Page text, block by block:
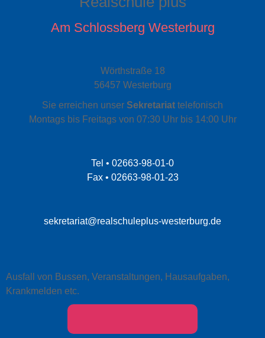
Am Schlossberg Westerburg
Wörthstraße 18
56457 Westerburg
Sie erreichen unser Sekretariat telefonisch
Montags bis Freitags von 07:30 Uhr bis 14:00 Uhr
Tel • 02663-98-01-0
Fax • 02663-98-01-23
sekretariat@realschuleplus-westerburg.de
Ausfall von Bussen, Veranstaltungen, Hausaufgaben,
Krankmelden etc.